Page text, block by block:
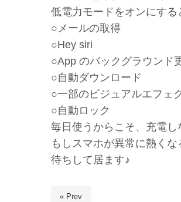
低電力モードをオンにする
○メールの取得
○Hey siri
○App のバックグラウンド
○自動ダウンロード
○一部のビジュアルエフェ
○自動ロック
毎日使うからこそ、充電
もしスマホが異常に熱く
待ちして居ます♪
« Prev